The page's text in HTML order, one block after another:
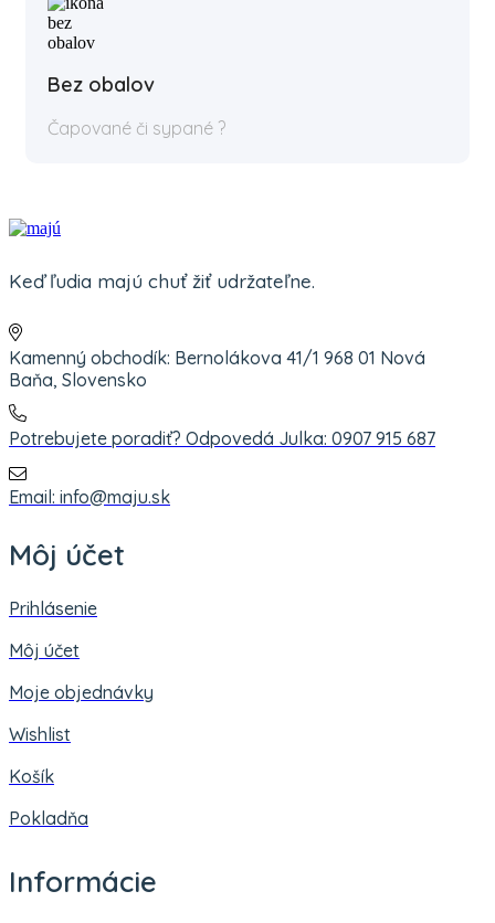
Bez obalov
Čapované či sypané ?
Keď ľudia majú chuť žiť udržateľne.
Kamenný obchodík: Bernolákova 41/1 968 01 Nová
Baňa, Slovensko
Potrebujete poradiť? Odpovedá Julka: 0907 915 687
Email: info@maju.sk
Môj účet
Prihlásenie
Môj účet
Moje objednávky
Wishlist
Košík
Pokladňa
Informácie